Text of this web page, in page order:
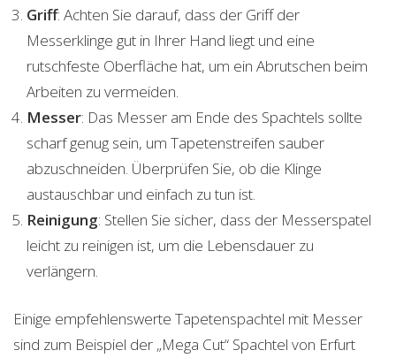
Griff: Achten Sie darauf, dass der Griff der
Messerklinge gut in Ihrer Hand liegt und eine
rutschfeste Oberfläche hat, um ein Abrutschen beim
Arbeiten zu vermeiden.
Messer: Das Messer am Ende des Spachtels sollte
scharf genug sein, um Tapetenstreifen sauber
abzuschneiden. Überprüfen Sie, ob die Klinge
austauschbar und einfach zu tun ist.
Reinigung: Stellen Sie sicher, dass der Messerspatel
leicht zu reinigen ist, um die Lebensdauer zu
verlängern.
Einige empfehlenswerte Tapetenspachtel mit Messer
sind zum Beispiel der „Mega Cut“ Spachtel von Erfurt